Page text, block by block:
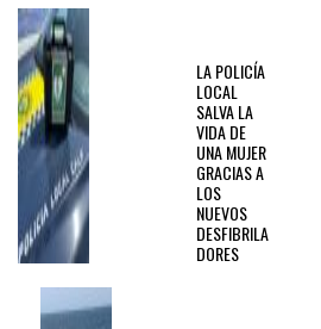
LA POLICÍA
LOCAL
SALVA LA
VIDA DE
UNA MUJER
GRACIAS A
LOS
NUEVOS
DESFIBRILA
DORES